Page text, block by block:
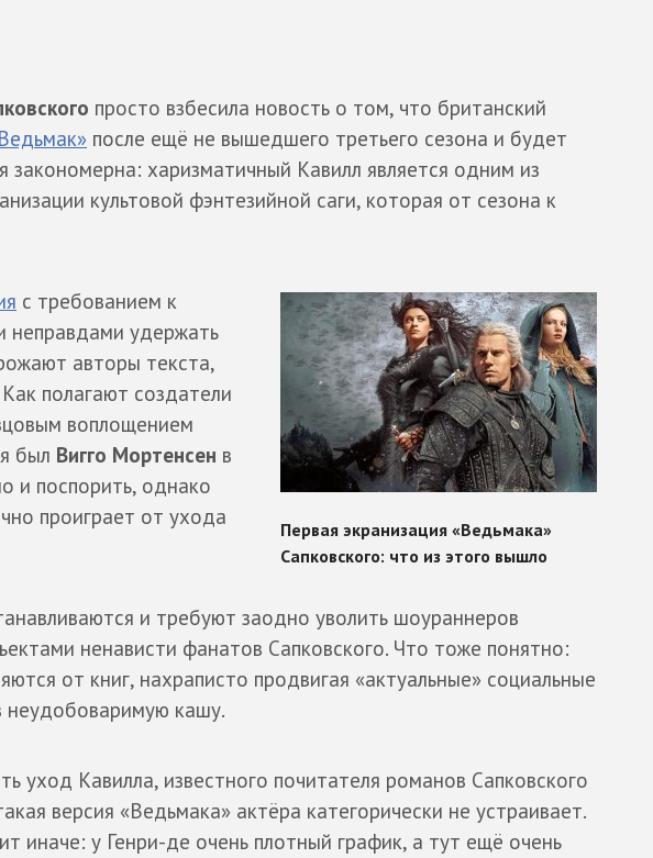
просто взбесила новость о том, что британский
после ещё не вышедшего третьего сезона и будет
харизматичный Кавилл является одним из
культовой фэнтезийной саги, которая от сезона к
с требованием к
неправдами удержать
авторы текста,
полагают создатели
воплощением
был Вигго Мортенсен в
и поспорить, однако
проиграет от ухода
и требуют заодно уволить шоураннеров
ненависти фанатов Сапковского. Что тоже понятно:
от книг, нахраписто продвигая «актуальные» социальные
неудобоваримую кашу.
уход Кавилла, известного почитателя романов Сапковского
версия «Ведьмака» актёра категорически не устраивает.
иначе: у Генри-де очень плотный график, а тут ещё очень